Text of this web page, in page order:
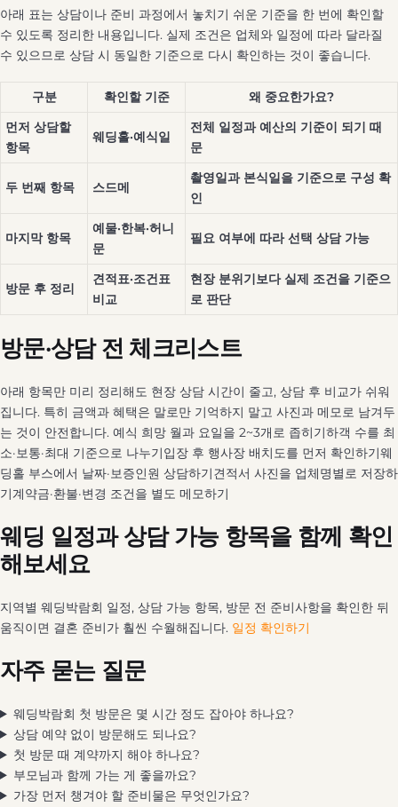
아래 표는 상담이나 준비 과정에서 놓치기 쉬운 기준을 한 번에 확인할
수 있도록 정리한 내용입니다. 실제 조건은 업체와 일정에 따라 달라질
수 있으므로 상담 시 동일한 기준으로 다시 확인하는 것이 좋습니다.
구분 확인할 기준
왜 중요한가요?
먼저 상담할
항목
웨딩홀·예식일
전체 일정과 예산의 기준이 되기 때
문
두 번째 항목 스드메
촬영일과 본식일을 기준으로 구성 확
인
마지막 항목
예물·한복·허니
문
필요 여부에 따라 선택 상담 가능
방문 후 정리
견적표·조건표
비교
현장 분위기보다 실제 조건을 기준으
로 판단
방문·상담 전 체크리스트
아래 항목만 미리 정리해도 현장 상담 시간이 줄고, 상담 후 비교가 쉬워
집니다. 특히 금액과 혜택은 말로만 기억하지 말고 사진과 메모로 남겨두
는 것이 안전합니다. 예식 희망 월과 요일을 2~3개로 좁히기하객 수를 최
소·보통·최대 기준으로 나누기입장 후 행사장 배치도를 먼저 확인하기웨
딩홀 부스에서 날짜·보증인원 상담하기견적서 사진을 업체명별로 저장하
기계약금·환불·변경 조건을 별도 메모하기
웨딩 일정과 상담 가능 항목을 함께 확인
해보세요
지역별 웨딩박람회 일정, 상담 가능 항목, 방문 전 준비사항을 확인한 뒤
움직이면 결혼 준비가 훨씬 수월해집니다. 일정 확인하기
자주 묻는 질문
웨딩박람회 첫 방문은 몇 시간 정도 잡아야 하나요?
상담 예약 없이 방문해도 되나요?
첫 방문 때 계약까지 해야 하나요?
부모님과 함께 가는 게 좋을까요?
가장 먼저 챙겨야 할 준비물은 무엇인가요?